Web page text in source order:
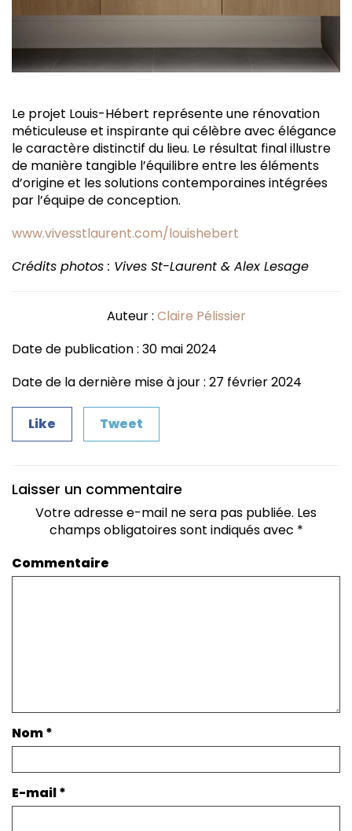
Le projet Louis-Hébert représente une rénovation
méticuleuse et inspirante qui célèbre avec élégance
le caractère distinctif du lieu. Le résultat final illustre
de manière tangible l’équilibre entre les éléments
d’origine et les solutions contemporaines intégrées
par l’équipe de conception.
www.vivesstlaurent.com/louishebert
Crédits photos : Vives St-Laurent & Alex Lesage
Auteur : Claire Pélissier
Date de publication : 30 mai 2024
Date de la dernière mise à jour : 27 février 2024
Like Tweet
Laisser un commentaire
Votre adresse e-mail ne sera pas publiée. Les
champs obligatoires sont indiqués avec *
Commentaire
Nom*
E-mail*